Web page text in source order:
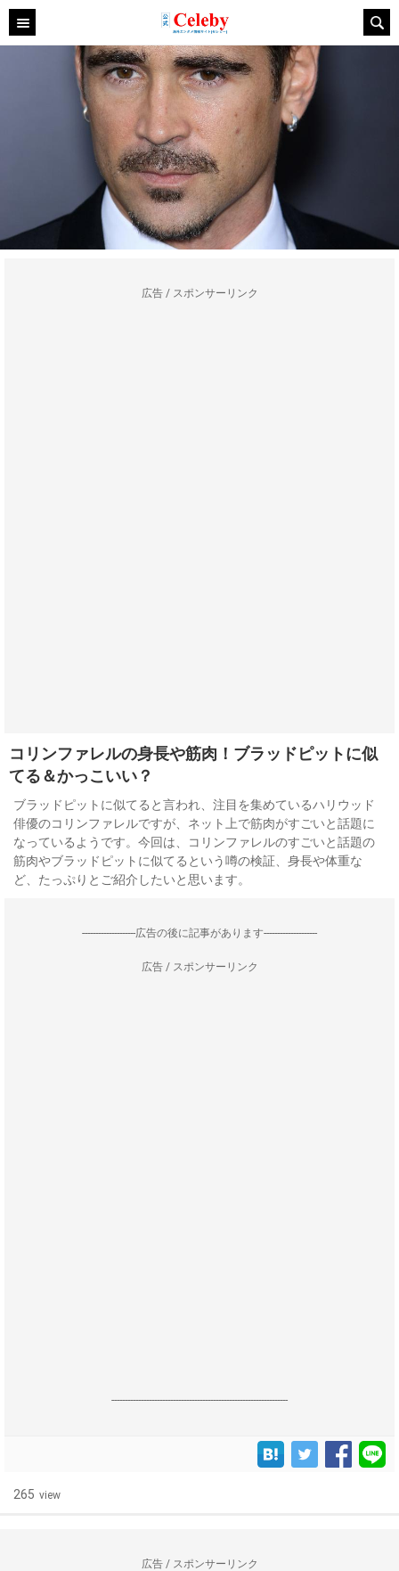
広告 / スポンサーリンク
コリンファレルの身長や筋肉！ブラッドピットに似
てる＆かっこいい？
ブラッドピットに似てると言われ、注目を集めているハリウッド
俳優のコリンファレルですが、ネット上で筋肉がすごいと話題に
なっているようです。今回は、コリンファレルのすごいと話題の
筋肉やブラッドピットに似てるという噂の検証、身長や体重な
ど、たっぷりとご紹介したいと思います。
--------------------広告の後に記事があります--------------------
広告 / スポンサーリンク
------------------------------------------------------------------
265 view
広告 / スポンサーリンク